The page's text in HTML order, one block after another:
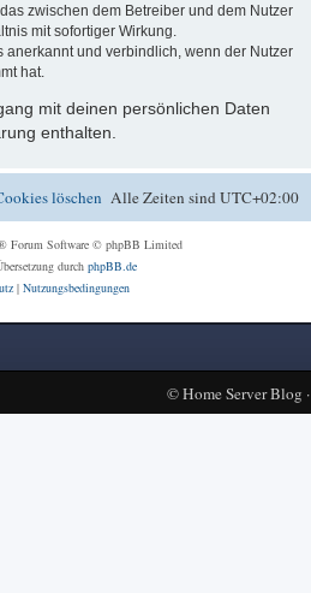
zwischen dem Betreiber und dem Nutzer
mit sofortiger Wirkung.
anerkannt und verbindlich, wenn der Nutzer
hat.
mit deinen persönlichen Daten
enthalten.
Alle Zeiten sindUTC+02:00
löschen
Forum Software © phpBB Limited
durch phpBB.de
| Nutzungsbedingungen
©Home Server Blog